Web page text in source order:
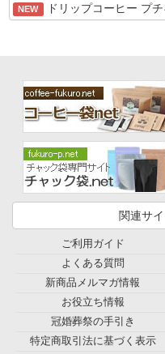
NEW ドリップコーヒー プ
関連サ
ご利用ガイド
よくある質問
新商品メルマガ情報
お役立ち情報
冠婚葬祭の手引き
特定商取引法に基づく表示